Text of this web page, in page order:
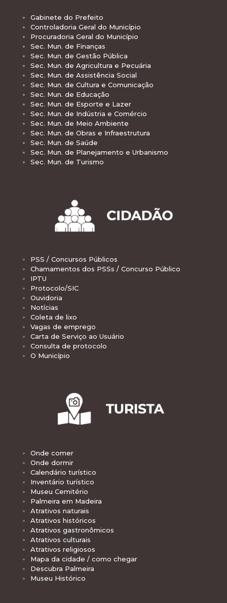
Gabinete do Prefeito
Controladoria Geral do Município
Procuradoria Geral do Município
Sec. Mun. de Finanças
Sec. Mun. de Gestão Pública
Sec. Mun. de Agricultura e Pecuária
Sec. Mun. de Assistência Social
Sec. Mun. de Cultura e Comunicação
Sec. Mun. de Educação
Sec. Mun. de Esporte e Lazer
Sec. Mun. de Indústria e Comércio
Sec. Mun. de Meio Ambiente
Sec. Mun. de Obras e Infraestrutura
Sec. Mun. de Saúde
Sec. Mun. de Planejamento e Urbanismo
Sec. Mun. de Turismo
PSS / Concursos Públicos
Chamamentos dos PSSs / Concurso Público
IPTU
Protocolo/SIC
Ouvidoria
Notícias
Coleta de lixo
Vagas de emprego
Carta de Serviço ao Usuário
Consulta de protocolo
O Município
Onde comer
Onde dormir
Calendário turístico
Inventário turístico
Museu Cemitério
Palmeira em Madeira
Atrativos naturais
Atrativos históricos
Atrativos gastronômicos
Atrativos culturais
Atrativos religiosos
Mapa da cidade / como chegar
Descubra Palmeira
Museu Histórico